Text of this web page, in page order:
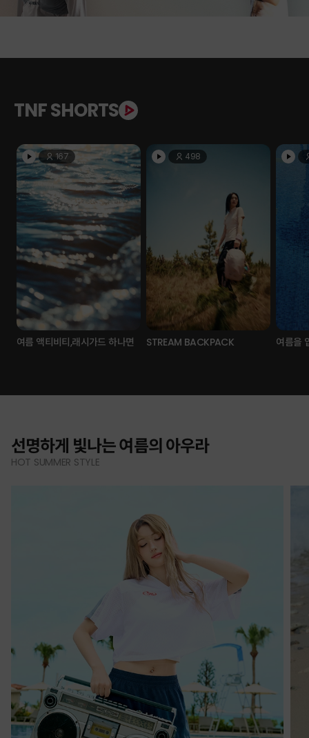
TNF SHORTS
167
여름 액티비티,래시가드 하나면
498
STREAM BACKPACK 여름을
선명하게 빛나는 여름의 아우라
HOT SUMMER STYLE